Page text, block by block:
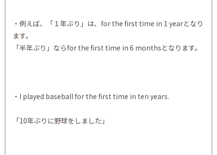
・例えば、「１年ぶり」は、for the first time in 1 yearとなり
ます。
「半年ぶり」ならfor the first time in 6 monthsとなります。
・I played baseball for the first time in ten years.
「10年ぶりに野球をしました」